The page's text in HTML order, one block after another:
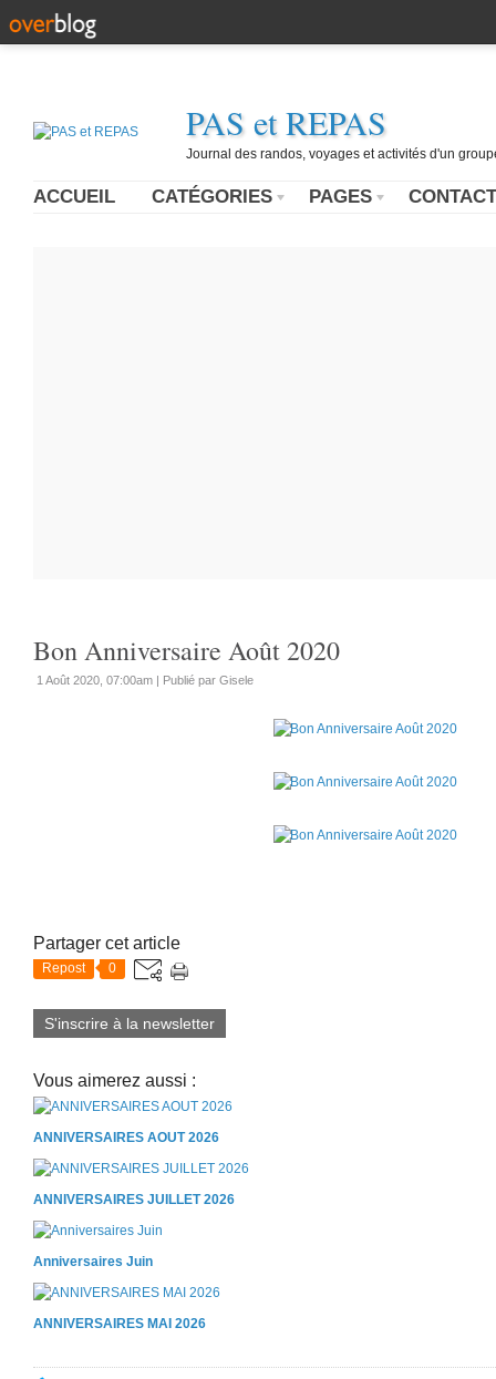
PAS et REPAS
Journal des randos, voyages et activités d'un
ACCUEIL CATÉGORIES PAGES CONTACT
Bon Anniversaire Août 2020
1 Août 2020, 07:00am | Publié par Gisele
Partager cet article
Repost 0
S'inscrire à la newsletter
Vous aimerez aussi :
ANNIVERSAIRES AOUT 2026
ANNIVERSAIRES JUILLET 2026
Anniversaires Juin
ANNIVERSAIRES MAI 2026